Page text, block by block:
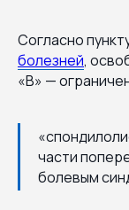
Согласно
болезней,
«В» —
части
болевым